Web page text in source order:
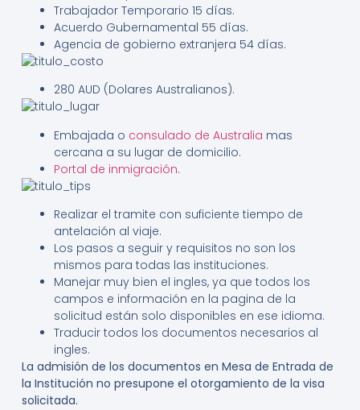
Trabajador Temporario 15 días.
Acuerdo Gubernamental 55 días.
Agencia de gobierno extranjera 54 días.
280 AUD (Dolares Australianos).
Embajada o consulado de Australia mas
cercana a su lugar de domicilio.
Portal de inmigración.
Realizar el tramite con suficiente tiempo de
antelación al viaje.
Los pasos a seguir y requisitos no son los
mismos para todas las instituciones.
Manejar muy bien el ingles, ya que todos los
campos e información en la pagina de la
solicitud están solo disponibles en ese idioma.
Traducir todos los documentos necesarios al
ingles.
La admisión de los documentos en Mesa de Entrada de
la Institución no presupone el otorgamiento de la visa
solicitada.